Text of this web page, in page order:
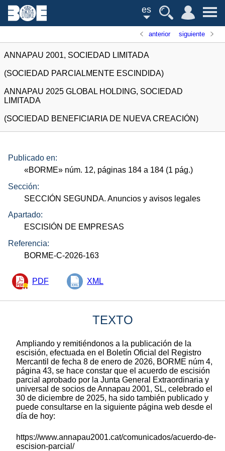
es
anterior siguiente
ANNAPAU 2001, SOCIEDAD LIMITADA
(SOCIEDAD PARCIALMENTE ESCINDIDA)
ANNAPAU 2025 GLOBAL HOLDING, SOCIEDAD
LIMITADA
(SOCIEDAD BENEFICIARIA DE NUEVA CREACIÓN)
Publicado en:
«BORME» núm. 12, páginas 184 a 184 (1 pág.)
Sección:
SECCIÓN SEGUNDA. Anuncios y avisos legales
Apartado:
ESCISIÓN DE EMPRESAS
Referencia:
BORME-C-2026-163
PDF XML
TEXTO
Ampliando y remitiéndonos a la publicación de la
escisión, efectuada en el Boletín Oficial del Registro
Mercantil de fecha 8 de enero de 2026, BORME núm 4,
página 43, se hace constar que el acuerdo de escisión
parcial aprobado por la Junta General Extraordinaria y
universal de socios de Annapau 2001, SL, celebrado el
30 de diciembre de 2025, ha sido también publicado y
puede consultarse en la siguiente página web desde el
día de hoy:
https://www.annapau2001.cat/comunicados/acuerdo-de-
escision-parcial/